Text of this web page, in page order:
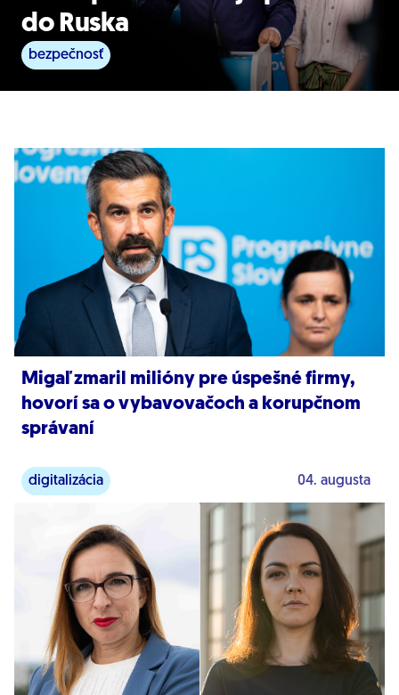
do Ruska
bezpečnosť
Migaľ zmaril milióny pre úspešné firmy,
hovorí sa o vybavovačoch a korupčnom
správaní
digitalizácia 04. augusta